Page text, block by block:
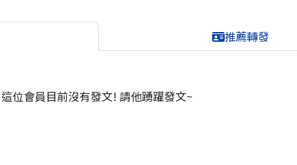
推薦轉發
這位會員目前沒有發文! 請他踴躍發文~